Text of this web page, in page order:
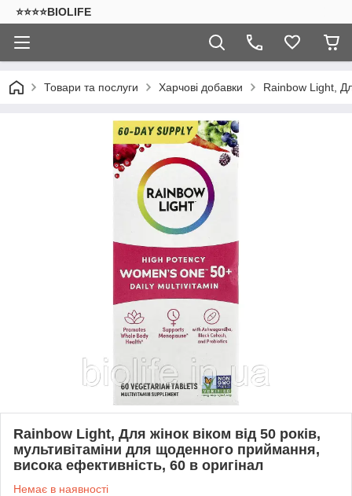
⭐⭐⭐⭐BIOLIFE
Товари та послуги Харчові добавки Rainbow Light,
Rainbow Light, Для жінок віком від 50 років,
мультивітаміни для щоденного приймання,
висока ефективність, 60 в оригінал
Немає в наявності